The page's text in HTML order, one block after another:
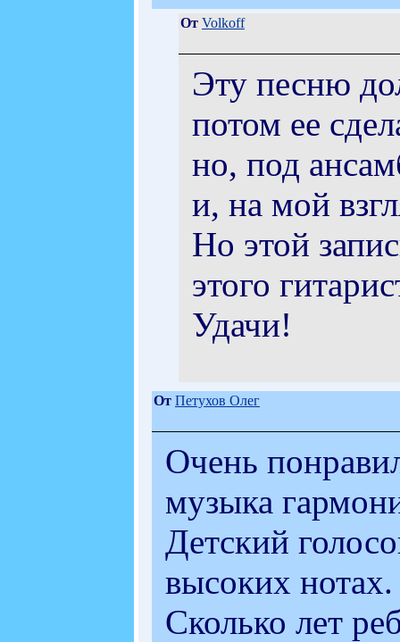
От Volkoff
Эту песню
потом ее
но, под
и, на мой
Но этой
этого
Удачи!
От Петухов Олег
Очень
музыка
Детский
высоких
Сколько лет